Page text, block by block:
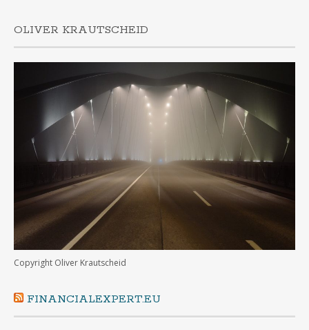
OLIVER KRAUTSCHEID
Copyright Oliver Krautscheid
FINANCIALEXPERT.EU